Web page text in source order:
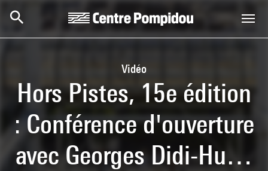
Vidéo
Hors Pistes, 15e édition
: Conférence d'ouverture
avec Georges Didi-Hu…